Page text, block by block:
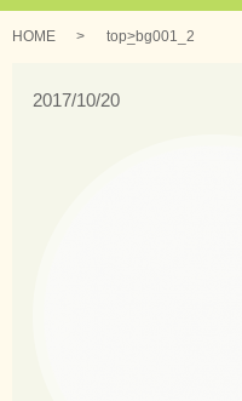
HOME top_bg001_2
2017/10/20